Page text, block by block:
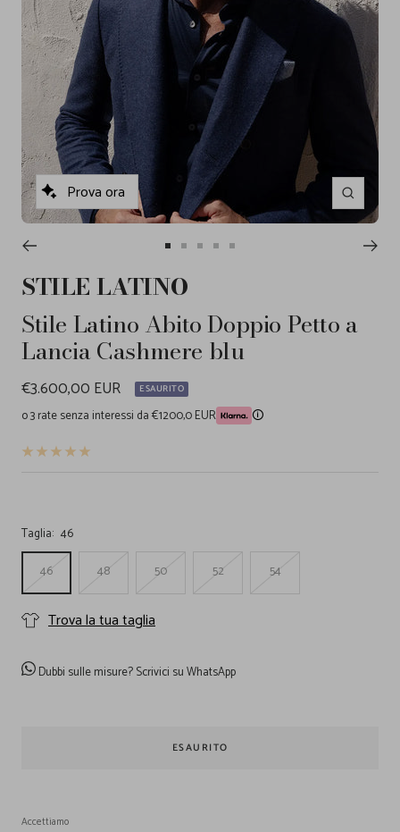
Ingrandisci
Prova ora
Vai
alla
slide
1
Vai
alla
slide
Vai Vai
4
Vai
STILE LATINO
Stile Latino Abito Doppio Petto a
Lancia Cashmere blu
Prezzo
di
€3.600,00 EUR ESAURITO
o 3 rate senza interessi da €1200,0 EUR 🛈
Taglia: 46
46
48 50 52 54
Trova la tua taglia
Dubbi sulle misure?Scrivici su WhatsApp
ESAURITO
Accettiamo